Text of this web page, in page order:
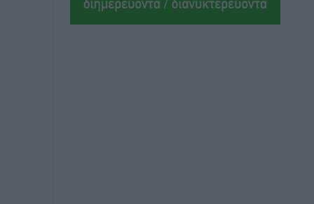
μέλλον
Αθλητικά• πριν 3 ώρες